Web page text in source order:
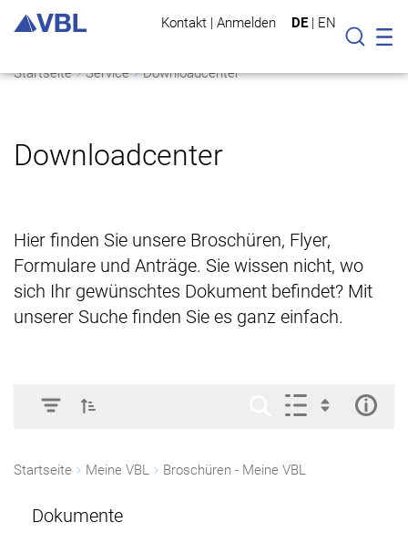
Kontakt | Anmelden DE | EN
Suche
Startseite Service Downloadcenter
Downloadcenter
Hier finden Sie unsere Broschüren, Flyer,
Formulare und Anträge. Sie wissen nicht, wo
sich Ihr gewünschtes Dokument befindet? Mit
unserer Suche finden Sie es ganz einfach.
Startseite Meine VBL Broschüren - Meine VBL
Dokumente